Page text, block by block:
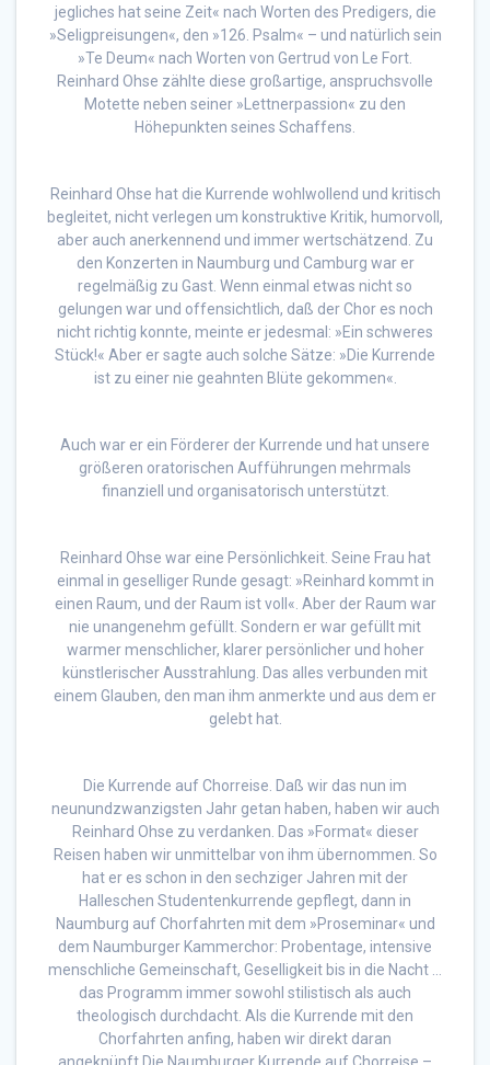
jegliches hat seine Zeit« nach Worten des Predigers, die
»Seligpreisungen«, den »126. Psalm« – und natürlich sein
»Te Deum« nach Worten von Gertrud von Le Fort.
Reinhard Ohse zählte diese großartige, anspruchsvolle
Motette neben seiner »Lettnerpassion« zu den
Höhepunkten seines Schaffens.
Reinhard Ohse hat die Kurrende wohlwollend und kritisch
begleitet, nicht verlegen um konstruktive Kritik, humorvoll,
aber auch anerkennend und immer wertschätzend. Zu
den Konzerten in Naumburg und Camburg war er
regelmäßig zu Gast. Wenn einmal etwas nicht so
gelungen war und offensichtlich, daß der Chor es noch
nicht richtig konnte, meinte er jedesmal: »Ein schweres
Stück!« Aber er sagte auch solche Sätze: »Die Kurrende
ist zu einer nie geahnten Blüte gekommen«.
Auch war er ein Förderer der Kurrende und hat unsere
größeren oratorischen Aufführungen mehrmals
finanziell und organisatorisch unterstützt.
Reinhard Ohse war eine Persönlichkeit. Seine Frau hat
einmal in geselliger Runde gesagt: »Reinhard kommt in
einen Raum, und der Raum ist voll«. Aber der Raum war
nie unangenehm gefüllt. Sondern er war gefüllt mit
warmer menschlicher, klarer persönlicher und hoher
künstlerischer Ausstrahlung. Das alles verbunden mit
einem Glauben, den man ihm anmerkte und aus dem er
gelebt hat.
Die Kurrende auf Chorreise. Daß wir das nun im
neunundzwanzigsten Jahr getan haben, haben wir auch
Reinhard Ohse zu verdanken. Das »Format« dieser
Reisen haben wir unmittelbar von ihm übernommen. So
hat er es schon in den sechziger Jahren mit der
Halleschen Studentenkurrende gepflegt, dann in
Naumburg auf Chorfahrten mit dem »Proseminar« und
dem Naumburger Kammerchor: Probentage, intensive
menschliche Gemeinschaft, Geselligkeit bis in die Nacht …
das Programm immer sowohl stilistisch als auch
theologisch durchdacht. Als die Kurrende mit den
Chorfahrten anfing, haben wir direkt daran